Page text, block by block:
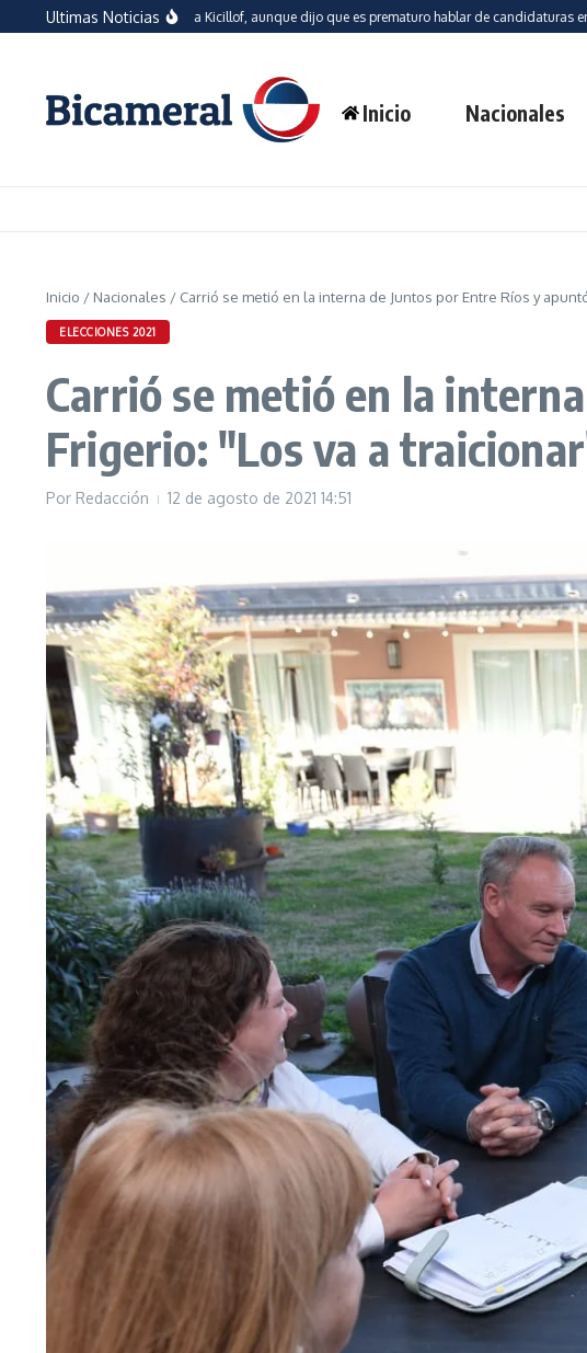
Saltar al contenido
Ultimas Noticias
ratificó su apoyo a Kicillof, aunque dijo que es prematuro hablar de candidaturas en ER
Inicio Nacionales
Inicio / Nacionales / Carrió se metió en la interna de Juntos por Entre Ríos y
ELECCIONES 2021
Carrió se metió en la
Frigerio: "Los va a
Por Redacción 12 de agosto de 2021 14:51